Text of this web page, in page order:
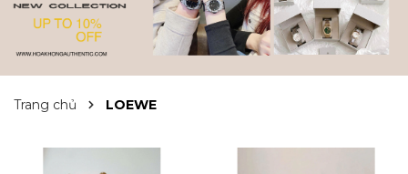
Trang chủ LOEWE